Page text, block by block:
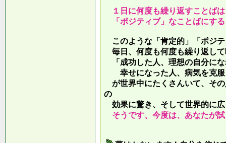
１日に何度も繰り返すことば
「ポジティブ」なことばにす
このような「肯定的」「ポジ
毎日、何度も何度も繰り返し
「成功した人、理想の自分に
幸せになった人、病気を克服
が世界中にたくさんいて、そ
の
効果に驚き、そして世界的に
そうです、今度は、あなたが